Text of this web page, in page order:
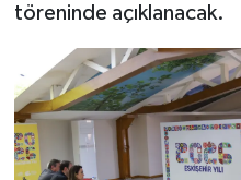
töreninde açıklanacak.